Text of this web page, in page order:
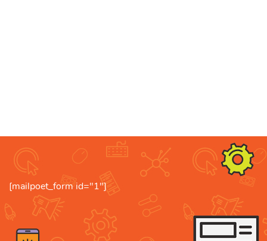
[mailpoet_form id="1"]